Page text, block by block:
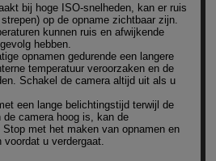
bij hoge ISO-snelheden, kan er ruis
op de opname zichtbaar zijn.
kunnen ruis en afwijkende
hebben.
opnamen gedurende een langere
temperatuur veroorzaken en de
Schakel de camera altijd uit als u
een lange belichtingstijd terwijl de
de camera hoog is, kan de
met het maken van opnamen en
u verdergaat.